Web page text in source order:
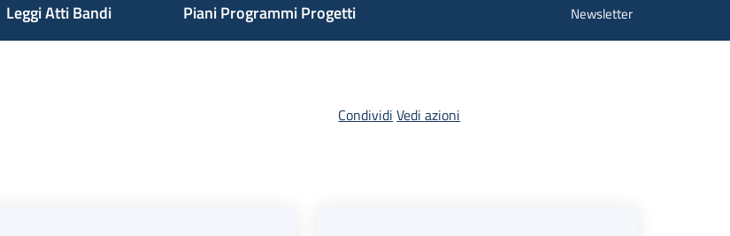
Leggi Atti Bandi Piani Programmi Progetti Newsletter
Condividi Vedi azioni